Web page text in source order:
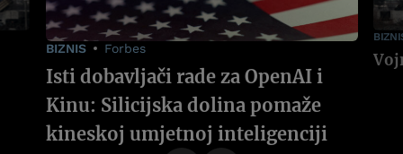
BIZNIS Forbes
Isti dobavljači rade za OpenAI i
Kinu: Silicijska dolina pomaže
kineskoj umjetnoj inteligenciji